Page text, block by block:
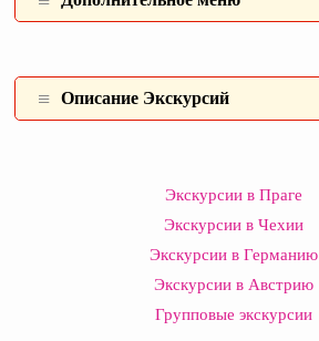
Описание Экскурсий
Экскурсии в Праге
Экскурсии в Чехии
Экскурсии в Германию
Экскурсии в Австрию
Групповые экскурсии